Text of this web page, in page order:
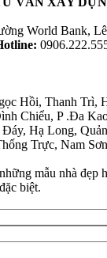
World Bank,
Hồi, Thanh Trì,
Chiểu, P .Đa
Đáy, Hạ Long,
Trực, Nam
mẫu nhà đẹp
biệt.